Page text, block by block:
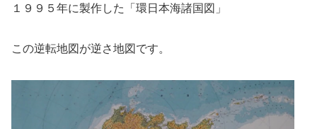
１９９５年に製作した「環日本海諸国図」
この逆転地図が逆さ地図です。